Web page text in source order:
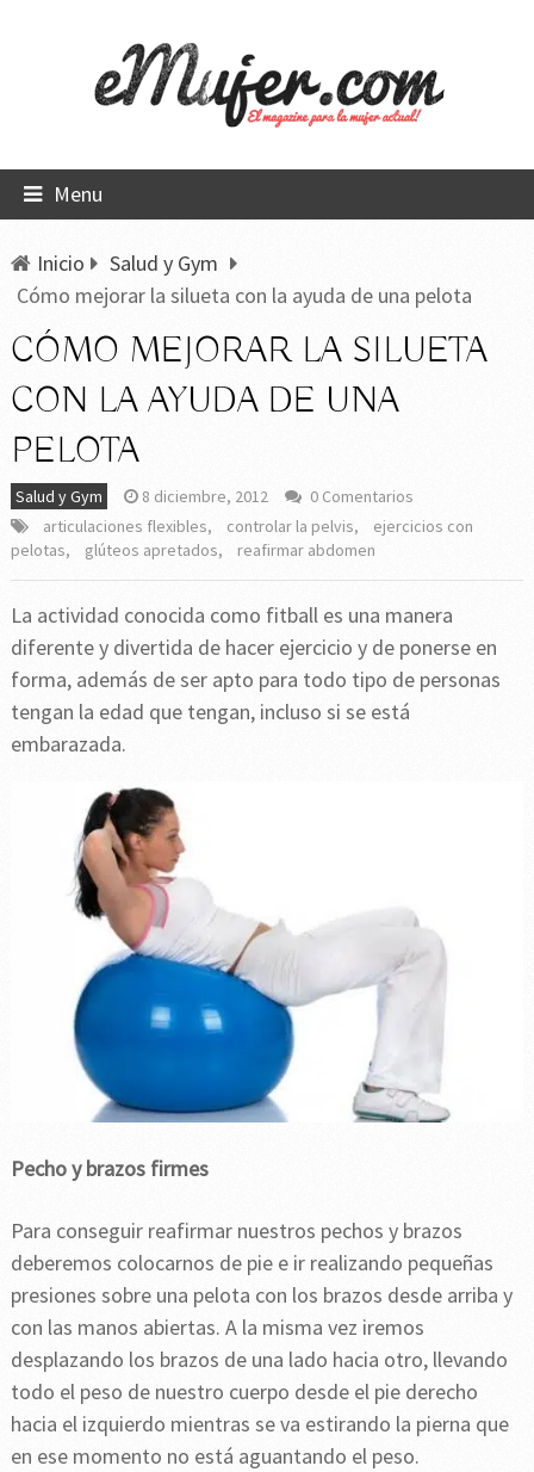
Menu
Inicio
Salud y Gym
Cómo mejorar la silueta con la ayuda de una pelota
CÓMO MEJORAR LA SILUETA
CON LA AYUDA DE UNA
PELOTA
Salud y Gym 8 diciembre, 2012
0 Comentarios
articulaciones flexibles, controlar la pelvis,
ejercicios con
pelotas, glúteos apretados, reafirmar abdomen
La actividad conocida como fitball es una manera
diferente y divertida de hacer ejercicio y de ponerse en
forma, además de ser apto para todo tipo de personas
tengan la edad que tengan, incluso si se está
embarazada.
Pecho y brazos firmes
Para conseguir reafirmar nuestros pechos y brazos
deberemos colocarnos de pie e ir realizando pequeñas
presiones sobre una pelota con los brazos desde arriba y
con las manos abiertas. A la misma vez iremos
desplazando los brazos de una lado hacia otro, llevando
todo el peso de nuestro cuerpo desde el pie derecho
hacia el izquierdo mientras se va estirando la pierna que
en ese momento no está aguantando el peso.